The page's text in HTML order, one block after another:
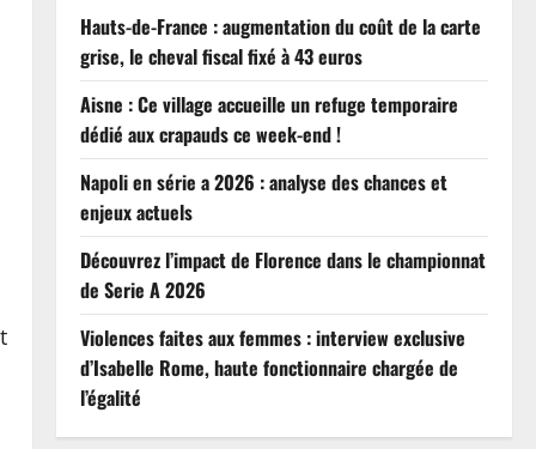
Hauts-de-France : augmentation du coût de la carte
grise, le cheval fiscal fixé à 43 euros
Aisne : Ce village accueille un refuge temporaire
dédié aux crapauds ce week-end !
Napoli en série a 2026 : analyse des chances et
enjeux actuels
Découvrez l’impact de Florence dans le championnat
de Serie A 2026
Violences faites aux femmes : interview exclusive
d’Isabelle Rome, haute fonctionnaire chargée de
l’égalité